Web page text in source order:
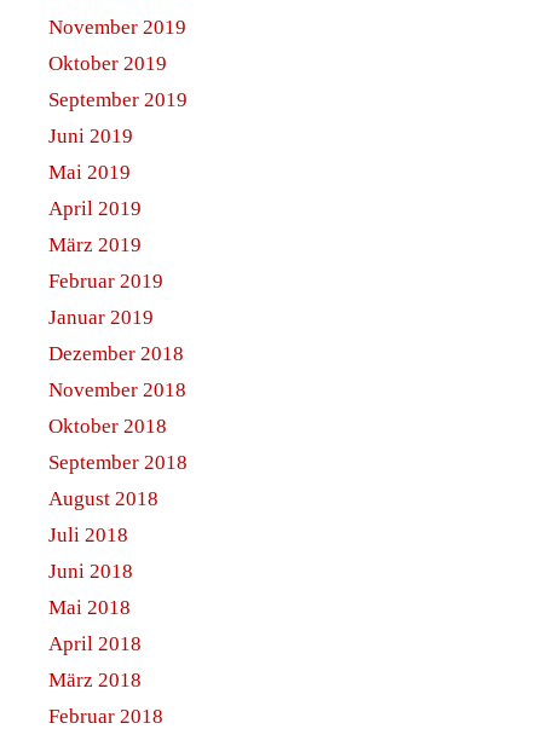
November 2019
Oktober 2019
September 2019
Juni 2019
Mai 2019
April 2019
März 2019
Februar 2019
Januar 2019
Dezember 2018
November 2018
Oktober 2018
September 2018
August 2018
Juli 2018
Juni 2018
Mai 2018
April 2018
März 2018
Februar 2018